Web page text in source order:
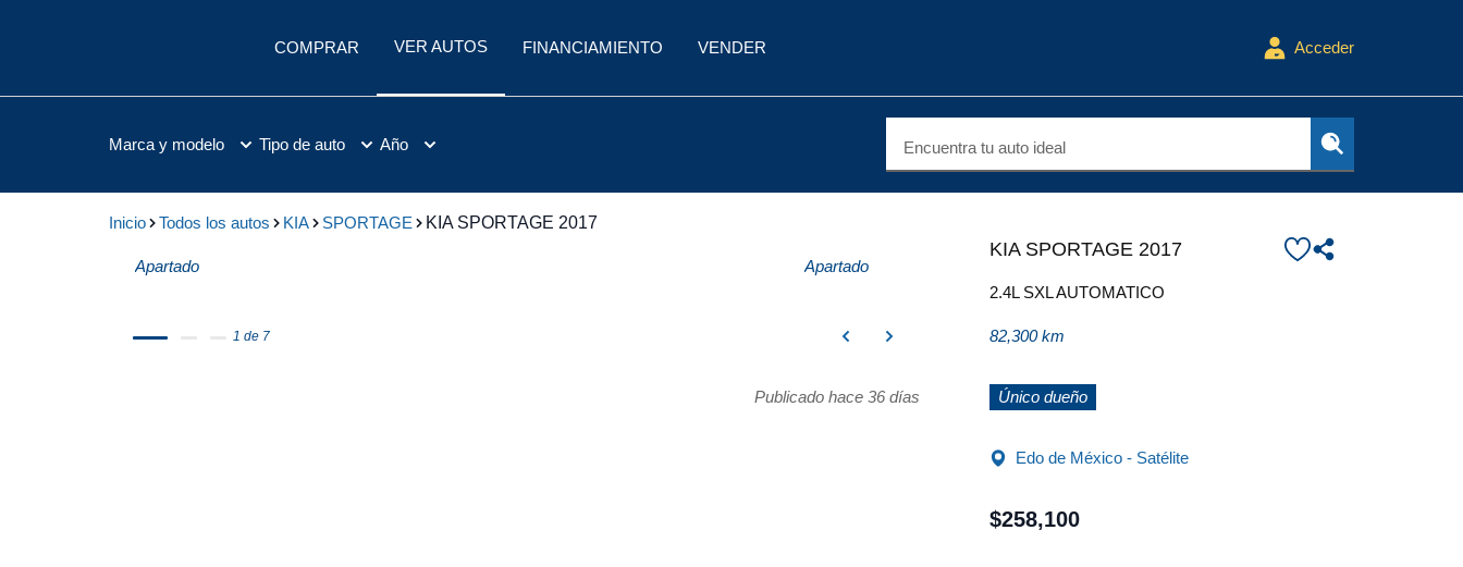
COMPRAR VER AUTOS FINANCIAMIENTO VENDER Acceder
Marca y modelo Tipo de auto Año Encuentra tu auto ideal
Inicio Todos los autos KIA SPORTAGE KIA SPORTAGE 2017
Apartado Apartado
1 de 7
Publicado hace 36 días
KIA SPORTAGE 2017
2.4L SXL AUTOMATICO
82,300 km
Único dueño
Edo de México - Satélite
$258,100